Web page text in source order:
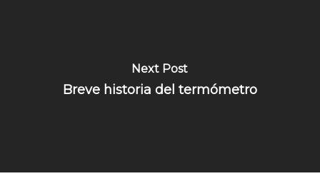
Next Post
Breve historia del termómetro